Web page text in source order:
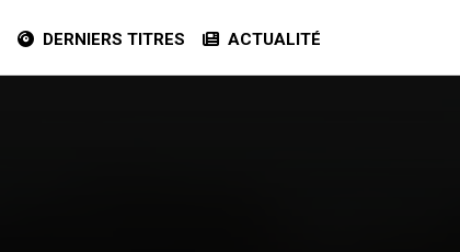
DERNIERS TITRES ACTUALITÉ